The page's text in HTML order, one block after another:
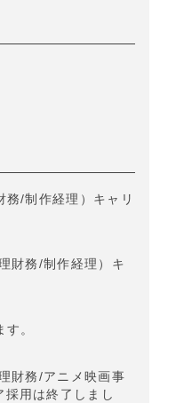
/制作経理）キャリ
財務/制作経理）キ
。
財務/アニメ映画事
用は終了しまし